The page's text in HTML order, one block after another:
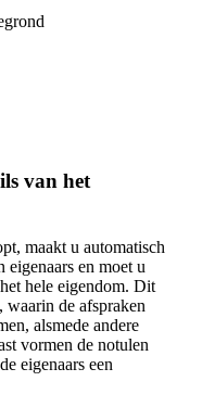
van het
maakt u automatisch
eigenaars en moet u
hele eigendom. Dit
de afspraken
alsmede andere
vormen de notulen
eigenaars een